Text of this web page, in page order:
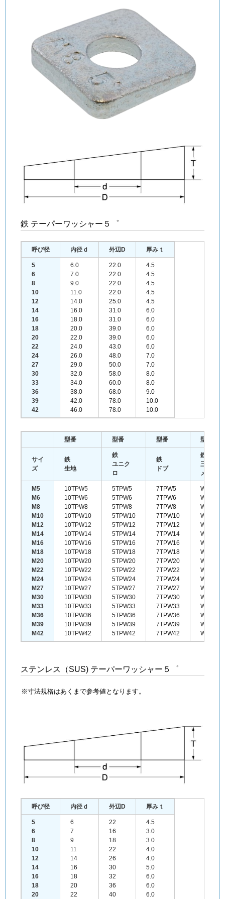
鉄 テーパーワッシャー５゜
呼び径 内径ｄ 外辺D 厚みｔ
5
6
8
10
12
14
16
18
20
22
24
27
30
33
36
39
42
6.0
7.0
9.0
11.0
14.0
16.0
18.0
20.0
22.0
24.0
26.0
29.0
32.0
34.0
38.0
42.0
46.0
22.0
22.0
22.0
22.0
25.0
31.0
31.0
39.0
39.0
43.0
48.0
50.0
58.0
60.0
68.0
78.0
78.0
4.5
4.5
4.5
4.5
4.5
6.0
6.0
6.0
6.0
6.0
7.0
7.0
8.0
8.0
9.0
10.0
10.0
型番 型番 型番 型番
サイ
ズ
鉄
生地
鉄
ユニク
ロ
鉄
ドブ
鉄
三価クロ
メート
M5
M6
M8
M10
M12
M14
M16
M18
M20
M22
M24
M27
M30
M33
M36
M39
M42
10TPW5
10TPW6
10TPW8
10TPW10
10TPW12
10TPW14
10TPW16
10TPW18
10TPW20
10TPW22
10TPW24
10TPW27
10TPW30
10TPW33
10TPW36
10TPW39
10TPW42
5TPW5
5TPW6
5TPW8
5TPW10
5TPW12
5TPW14
5TPW16
5TPW18
5TPW20
5TPW22
5TPW24
5TPW27
5TPW30
5TPW33
5TPW36
5TPW39
5TPW42
7TPW5
7TPW6
7TPW8
7TPW10
7TPW12
7TPW14
7TPW16
7TPW18
7TPW20
7TPW22
7TPW24
7TPW27
7TPW30
7TPW33
7TPW36
7TPW39
7TPW42
WTPW5
WTPW6
WTPW8
ステンレス（SUS) テーパーワッシャー５゜
※寸法規格はあくまで参考値となります。
呼び径 内径ｄ 外辺D 厚みｔ
5
6
8
10
12
14
16
18
20
6
7
9
11
14
16
18
20
22
22
16
18
22
26
30
32
36
40
4.5
3.0
3.0
4.0
4.0
5.0
6.0
6.0
6.0